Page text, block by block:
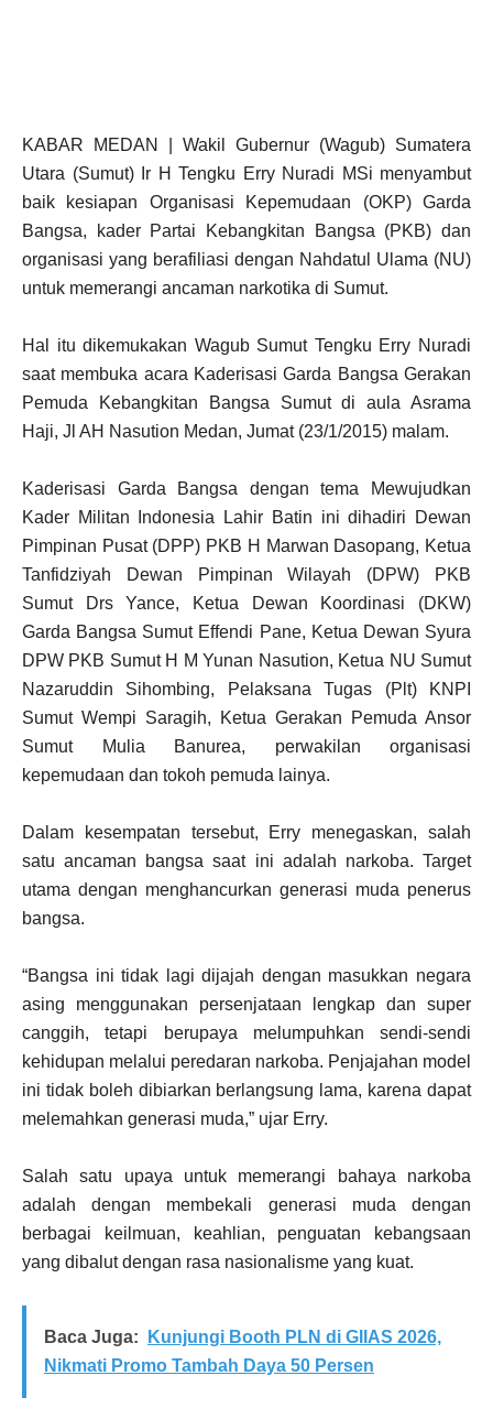
KABAR MEDAN | Wakil Gubernur (Wagub) Sumatera
Utara (Sumut) Ir H Tengku Erry Nuradi MSi menyambut
baik kesiapan Organisasi Kepemudaan (OKP) Garda
Bangsa, kader Partai Kebangkitan Bangsa (PKB) dan
organisasi yang berafiliasi dengan Nahdatul Ulama (NU)
untuk memerangi ancaman narkotika di Sumut.
Hal itu dikemukakan Wagub Sumut Tengku Erry Nuradi
saat membuka acara Kaderisasi Garda Bangsa Gerakan
Pemuda Kebangkitan Bangsa Sumut di aula Asrama
Haji, Jl AH Nasution Medan, Jumat (23/1/2015) malam.
Kaderisasi Garda Bangsa dengan tema Mewujudkan
Kader Militan Indonesia Lahir Batin ini dihadiri Dewan
Pimpinan Pusat (DPP) PKB H Marwan Dasopang, Ketua
Tanfidziyah Dewan Pimpinan Wilayah (DPW) PKB
Sumut Drs Yance, Ketua Dewan Koordinasi (DKW)
Garda Bangsa Sumut Effendi Pane, Ketua Dewan Syura
DPW PKB Sumut H M Yunan Nasution, Ketua NU Sumut
Nazaruddin Sihombing, Pelaksana Tugas (Plt) KNPI
Sumut Wempi Saragih, Ketua Gerakan Pemuda Ansor
Sumut Mulia Banurea, perwakilan organisasi
kepemudaan dan tokoh pemuda lainya.
Dalam kesempatan tersebut, Erry menegaskan, salah
satu ancaman bangsa saat ini adalah narkoba. Target
utama dengan menghancurkan generasi muda penerus
bangsa.
“Bangsa ini tidak lagi dijajah dengan masukkan negara
asing menggunakan persenjataan lengkap dan super
canggih, tetapi berupaya melumpuhkan sendi-sendi
kehidupan melalui peredaran narkoba. Penjajahan model
ini tidak boleh dibiarkan berlangsung lama, karena dapat
melemahkan generasi muda,” ujar Erry.
Salah satu upaya untuk memerangi bahaya narkoba
adalah dengan membekali generasi muda dengan
berbagai keilmuan, keahlian, penguatan kebangsaan
yang dibalut dengan rasa nasionalisme yang kuat.
Baca Juga:
Kunjungi Booth PLN di GIIAS 2026,
Nikmati Promo Tambah Daya 50 Persen